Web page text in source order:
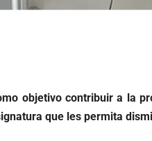
objetivo contribuir a la
que les permita